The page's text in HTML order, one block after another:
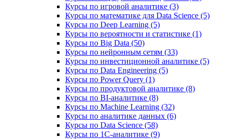
Курсы по игровой аналитике (3)
Курсы по математике для Data Science (5)
Курсы по Deep Learning (5)
Курсы по вероятности и статистике (1)
Курсы по Big Data (50)
Курсы по нейронным сетям (33)
Курсы по инвестиционной аналитике (5)
Курсы по Data Engineering (5)
Курсы по Power Query (1)
Курсы по продуктовой аналитике (8)
Курсы по BI‑аналитике (8)
Курсы по Machine Learning (32)
Курсы по аналитике данных (6)
Курсы по Data Science (58)
Курсы по 1С‑аналитике (9)